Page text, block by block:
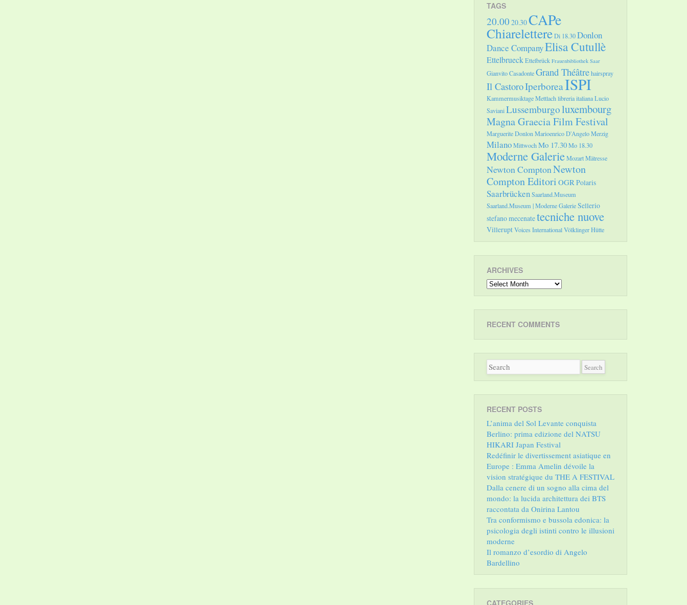
TAGS
20.00 20.30CAPe
ChiarelettereDi 18.30Donlon
Dance CompanyElisa Cutullè
EttelbrueckEttelbrück Frauenbibliothek Saar
Gianvito CasadonteGrand Théâtrehairspray
Il CastoroIperboreaISPI
Kammermusiktage Mettlachlibreria italianaLucio
SavianiLussemburgoluxembourg
Magna Graecia Film Festival
Marguerite DonlonMarioenrico D'AngeloMerzig
MilanoMittwochMo 17.30Mo 18.30
Moderne GalerieMozartMätresse
Newton ComptonNewton
Compton Editori OGRPolaris
SaarbrückenSaarland.Museum
Saarland.Museum | Moderne GalerieSellerio
stefano mecenatetecniche nuove
VilleruptVoices InternationalVölklinger Hütte
ARCHIVES
Archives
RECENT COMMENTS
RECENT POSTS
L’anima del Sol Levante conquista
Berlino: prima edizione del NATSU
HIKARI Japan Festival
Redéfinir le divertissement asiatique en
Europe : Emma Amelin dévoile la
vision stratégique du THE A FESTIVAL
Dalla cenere di un sogno alla cima del
mondo: la lucida architettura dei BTS
raccontata da Onirina Lantou
Tra conformismo e bussola edonica: la
psicologia degli istinti contro le illusioni
moderne
Il romanzo d’esordio di Angelo
Bardellino
CATEGORIES